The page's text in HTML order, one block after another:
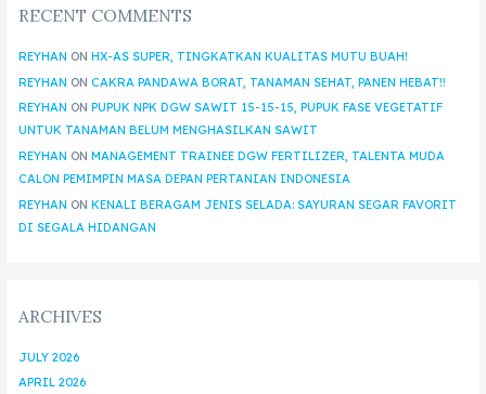
RECENT COMMENTS
REYHAN ON HX-AS SUPER, TINGKATKAN KUALITAS MUTU BUAH!
REYHAN ON CAKRA PANDAWA BORAT, TANAMAN SEHAT, PANEN HEBAT!!
REYHAN ON PUPUK NPK DGW SAWIT 15-15-15, PUPUK FASE VEGETATIF
UNTUK TANAMAN BELUM MENGHASILKAN SAWIT
REYHAN ON MANAGEMENT TRAINEE DGW FERTILIZER, TALENTA MUDA
CALON PEMIMPIN MASA DEPAN PERTANIAN INDONESIA
REYHAN ON KENALI BERAGAM JENIS SELADA: SAYURAN SEGAR FAVORIT
DI SEGALA HIDANGAN
ARCHIVES
JULY 2026
APRIL 2026